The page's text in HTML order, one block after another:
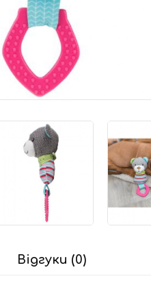
Відгуки (0)